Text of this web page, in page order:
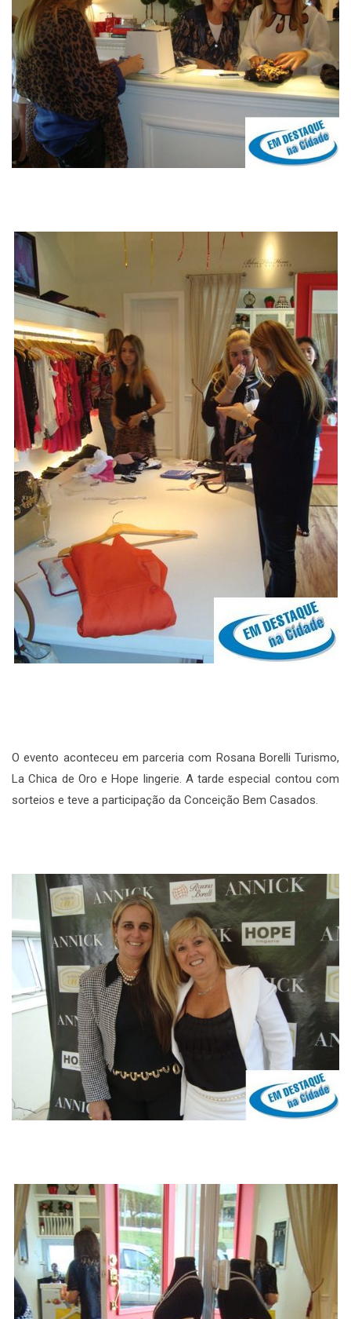
O evento aconteceu em parceria com Rosana Borelli Turismo,
La Chica de Oro e Hope lingerie. A tarde especial contou com
sorteios e teve a participação da Conceição Bem Casados.